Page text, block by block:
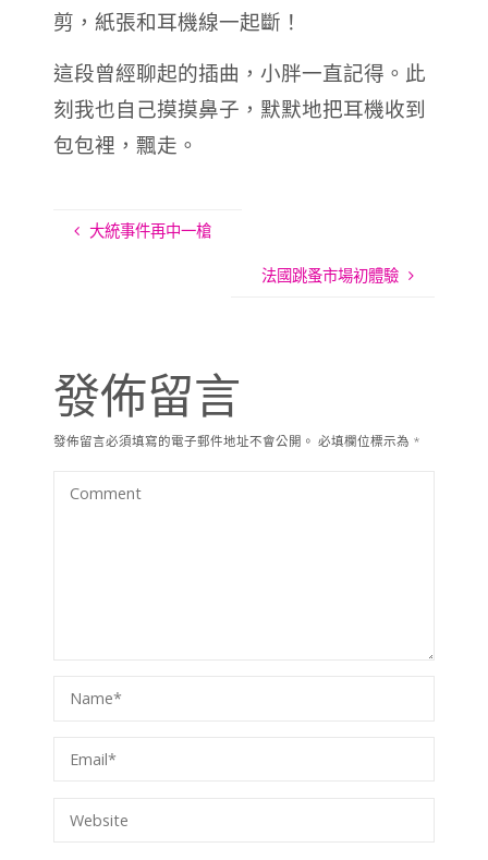
剪，紙張和耳機線一起斷！
這段曾經聊起的插曲，小胖一直記得。此
刻我也自己摸摸鼻子，默默地把耳機收到
包包裡，飄走。
大統事件再中一槍
法國跳蚤市場初體驗
發佈留言
發佈留言必須填寫的電子郵件地址不會公開。 必填欄位標示為 *